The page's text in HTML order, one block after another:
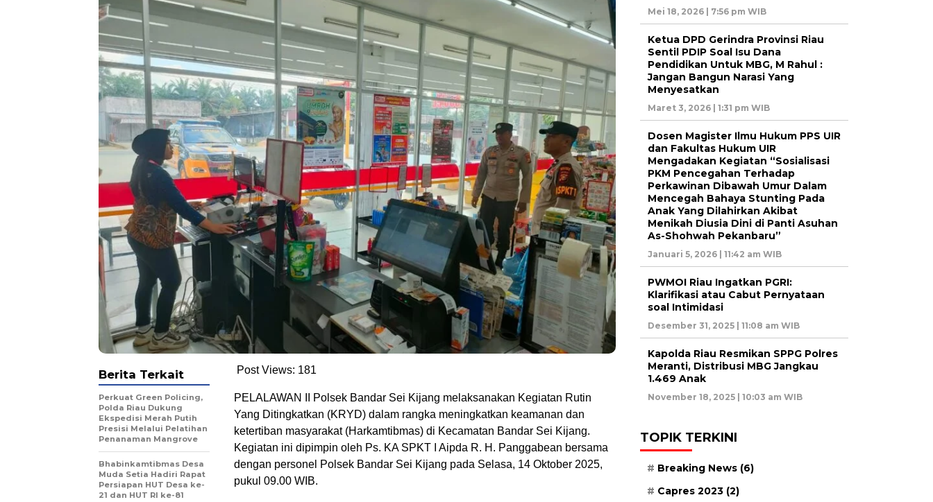
Post Views: 181
PELALAWAN II Polsek Bandar Sei Kijang melaksanakan Kegiatan Rutin
Yang Ditingkatkan (KRYD) dalam rangka meningkatkan keamanan dan
ketertiban masyarakat (Harkamtibmas) di Kecamatan Bandar Sei Kijang.
Kegiatan ini dipimpin oleh Ps. KA SPKT I Aipda R. H. Panggabean bersama
dengan personel Polsek Bandar Sei Kijang pada Selasa, 14 Oktober 2025,
pukul 09.00 WIB.
Berita Terkait
Perkuat Green Policing,
Polda Riau Dukung
Ekspedisi Merah Putih
Presisi Melalui Pelatihan
Penanaman Mangrove
Bhabinkamtibmas Desa
Muda Setia Hadiri Rapat
Persiapan HUT Desa ke-
21 dan HUT RI ke-81
Mei 18, 2026 | 7:56 pm WIB
Ketua DPD Gerindra Provinsi Riau
Sentil PDIP Soal Isu Dana
Pendidikan Untuk MBG, M Rahul :
Jangan Bangun Narasi Yang
Menyesatkan
Maret 3, 2026 | 1:31 pm WIB
Dosen Magister Ilmu Hukum PPS UIR
dan Fakultas Hukum UIR
Mengadakan Kegiatan “Sosialisasi
PKM Pencegahan Terhadap
Perkawinan Dibawah Umur Dalam
Mencegah Bahaya Stunting Pada
Anak Yang Dilahirkan Akibat
Menikah Diusia Dini di Panti Asuhan
As-Shohwah Pekanbaru”
Januari 5, 2026 | 11:42 am WIB
PWMOI Riau Ingatkan PGRI:
Klarifikasi atau Cabut Pernyataan
soal Intimidasi
Desember 31, 2025 | 11:08 am WIB
Kapolda Riau Resmikan SPPG Polres
Meranti, Distribusi MBG Jangkau
1.469 Anak
November 18, 2025 | 10:03 am WIB
TOPIK TERKINI
Breaking News (6)
Capres 2023 (2)